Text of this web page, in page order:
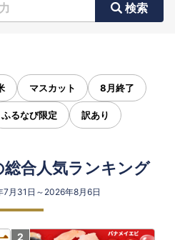
検索
マスカット 8月終了
ふるなび限定 訳あり
合人気ランキング
7月31日～2026年8月6日